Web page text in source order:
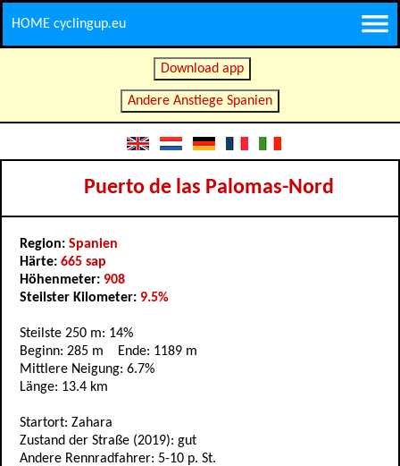
HOME cyclingup.eu
Download app
Andere Anstiege Spanien
Puerto de las Palomas-Nord
Region: Spanien
Härte: 665 sap
Höhenmeter: 908
Steilster Kilometer: 9.5%
Steilste 250 m: 14%
Beginn: 285 m Ende: 1189 m
Mittlere Neigung: 6.7%
Länge: 13.4 km
Startort: Zahara
Zustand der Straße (2019): gut
Andere Rennradfahrer: 5-10 p. St.